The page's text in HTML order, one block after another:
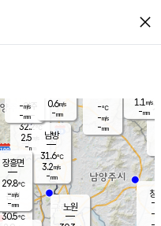
close
양주
32.2℃
2.5
-mm
-℃
-m/s
-mm
창
-
1.1 m/s
-mm
은평
30.5℃
노원
남방
31.6℃
3.2m/s
-mm
장흥면
29.8℃
-m/s
-mm
-m/s
-mm
0.6m/s
-mm